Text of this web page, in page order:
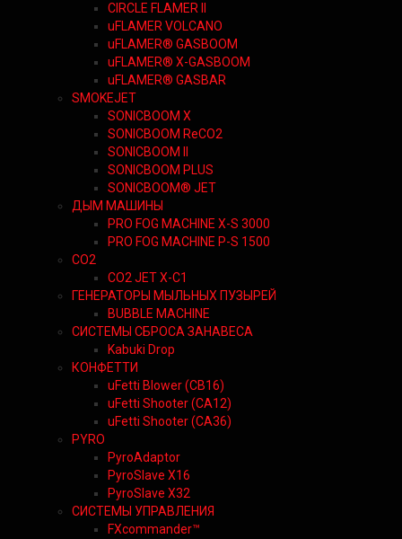
CIRCLE FLAMER II
uFLAMER VOLCANO
uFLAMER® GASBOOM
uFLAMER® X-GASBOOM
uFLAMER® GASBAR
SMOKEJET
SONICBOOM X
SONICBOOM ReCO2
SONICBOOM II
SONICBOOM PLUS
SONICBOOM® JET
ДЫМ МАШИНЫ
PRO FOG MACHINE X-S 3000
PRO FOG MACHINE P-S 1500
CO2
CO2 JET X-C1
ГЕНЕРАТОРЫ МЫЛЬНЫХ ПУЗЫРЕЙ
BUBBLE MACHINE
СИСТЕМЫ СБРОСА ЗАНАВЕСА
Kabuki Drop
КОНФЕТТИ
uFetti Blower (CB16)
uFetti Shooter (CA12)
uFetti Shooter (CA36)
PYRO
PyroAdaptor
PyroSlave X16
PyroSlave X32
СИСТЕМЫ УПРАВЛЕНИЯ
FXcommander™